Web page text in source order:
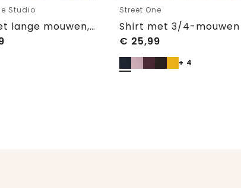
Studio
Top met lange mouwen, V-hals en kant
Street One
€ 25,99
+ 4